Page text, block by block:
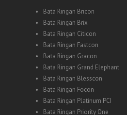
Bata Ringan Bricon
Bata Ringan Brix
Bata Ringan Citicon
Bata Ringan Fastcon
Bata Ringan Gracon
Bata Ringan Grand Elephant
Bata Ringan Blesscon
Bata Ringan Focon
Bata Ringan Platinum PCI
Bata Ringan Priority One